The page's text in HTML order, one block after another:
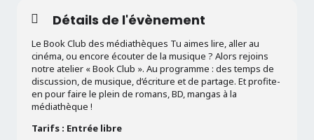
Détails de l'évènement
Le Book Club des médiathèques Tu aimes lire, aller au
cinéma, ou encore écouter de la musique ? Alors rejoins
notre atelier « Book Club ». Au programme : des temps de
discussion, de musique, d’écriture et de partage. Et profite-
en pour faire le plein de romans, BD, mangas à la
médiathèque !
Tarifs : Entrée libre